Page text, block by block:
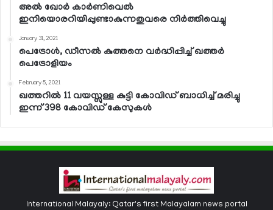
അല്‍ ഖോര്‍ കാര്‍ണിവെല്‍
ഇനിയൊരറിയിപ്പുണ്ടാകുന്നതുവരെ നിര്‍ത്തിവെച്ചു
January 31, 2021
പെട്രോള്‍, ഡീസല്‍ കുത്തനെ വര്‍ദ്ധിപ്പിച്ച് ഖത്തര്‍
പെട്രോളിയം
February 5, 2021
ഖത്തറില്‍ 11 വയസ്സുള്ള കുട്ടി കോവിഡ് ബാധിച്ച് മരിച്ചു
ഇന്ന് 398 കോവിഡ് കേസുകള്‍
International Malayaly: Qatar's first Malayalam news portal